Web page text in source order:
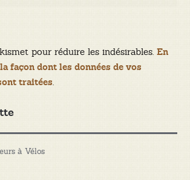
pour réduire les indésirables. En
façon dont les données de vos
traitées.
à Vélos